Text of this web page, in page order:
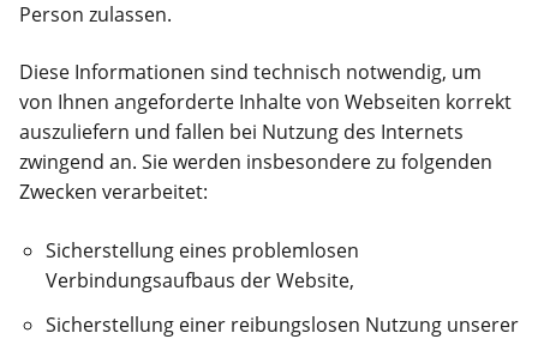
Person zulassen.
Diese Informationen sind technisch notwendig, um
von Ihnen angeforderte Inhalte von Webseiten korrekt
auszuliefern und fallen bei Nutzung des Internets
zwingend an. Sie werden insbesondere zu folgenden
Zwecken verarbeitet:
Sicherstellung eines problemlosen
Verbindungsaufbaus der Website,
Sicherstellung einer reibungslosen Nutzung unserer